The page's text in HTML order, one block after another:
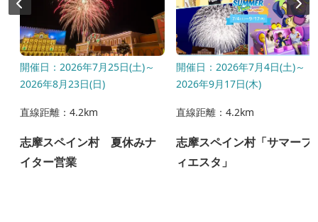
開催日：2026年7月25日(土)～
2026年8月23日(日)
直線距離：4.2km
志摩スペイン村 夏休みナ
イター営業
開催日：2026年7月4日(土)～
2026年9月17日(木)
直線距離：4.2km
志摩スペイン村「サマーフ
ィエスタ」